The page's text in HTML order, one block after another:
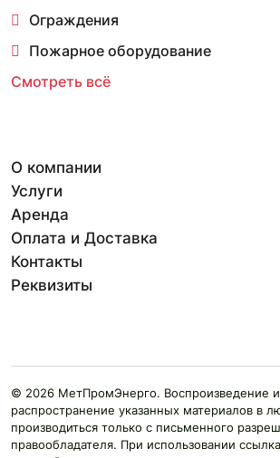
Ограждения
Пожарное оборудование
Смотреть всё
О компании
Услуги
Аренда
Оплата и Доставка
Контакты
Реквизиты
© 2026 МетПромЭнерго. Воспроизведение
распространение указанных материалов в
производиться только с письменного
правообладателя. При использовании